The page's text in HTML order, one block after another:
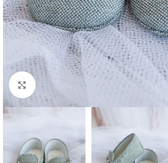
Clique para aumentar